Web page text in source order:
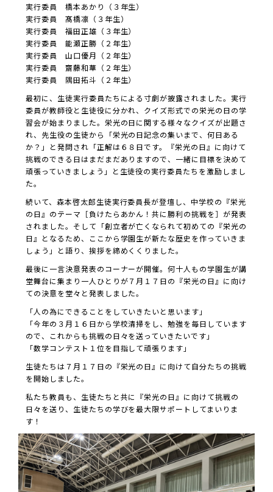
実行委員 橋本あかり（３年生）
実行委員 髙橋凛（３年生）
実行委員 福田正雄（３年生）
実行委員 能瀬正勝（２年生）
実行委員 山口優月（２年生）
実行委員 齋藤和華（２年生）
実行委員 隅田拓斗（２年生）
最初に、生徒実行委員たちによる寸劇が披露されました。実行
委員が教師役と生徒役に分かれ、クイズ形式での栄光の日の学
習会が始まりました。栄光の日に関する様々なクイズが出題さ
れ、先生役の生徒から「栄光の日記念の集いまで、何日ある
か？」と発問され「正解は６８日です。『栄光の日』に向けて
挑戦のできる日はまだまだありますので、一緒に目標を決めて
頑張っていきましょう」と生徒役の実行委員たちを激励しまし
た。
続いて、森本啓太郎生徒実行委員長が登壇し、中学校の『栄光
の日』のテーマ［負けたらあかん！共に勝利の挑戦を］が発表
されました。そして「創立者が亡くなられて初めての『栄光の
日』となるため、ここから学園生が新たな歴史を作っていきま
しょう」と語り、挨拶を締めくくりました。
最後に一言決意発表のコーナーが開催。何十人もの学園生が講
堂舞台に集まり一人ひとりが７月１７日の『栄光の日』に向け
ての決意を堂々と発表しました。
「人の為にできることをしていきたいと思います」
「今年の３月１６日から学校清掃をし、勉強を毎日しています
ので、これからも挑戦の日々を送っていきたいです」
「数学コンテスト１位を目指して頑張ります」
生徒たちは７月１７日の『栄光の日』に向けて自分たちの挑戦
を開始しました。
私たち教員も、生徒たちと共に『栄光の日』に向けて挑戦の
日々を送り、生徒たちの学びを最大限サポートしてまいりま
す！